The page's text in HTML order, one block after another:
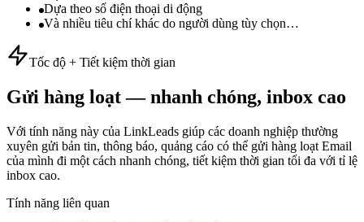
Dựa theo số điện thoại di động
Và nhiều tiêu chí khác do người dùng tùy chọn…
Tốc độ + Tiết kiệm thời gian
Gửi hàng loạt — nhanh chóng, inbox cao
Với tính năng này của LinkLeads giúp các doanh nghiệp thường
xuyên gửi bản tin, thông báo, quảng cáo có thể gửi hàng loạt Email
của mình đi một cách nhanh chóng, tiết kiệm thời gian tối đa với tỉ lệ
inbox cao.
Tính năng liên quan